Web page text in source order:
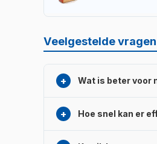
onder stromend water!
Veelgestelde
Wat is beter voor
pijn
ook een rol speelt,
Luna een batterij die
Hoe snel kan er